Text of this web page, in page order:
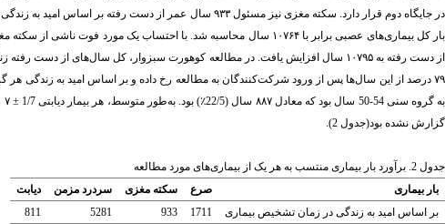
از دست رفته به ۱۰۷۹۵ سال افزایش یافت. در مطالعه کوهورت سبزوار، کل سال‌های از دست رفته زندگی ناشی از ناتوانی به‌دنبال ابتلا به دیابت
۷۹ درصد از این سال‌ها پس از ورود شرکت‌کنندگان به مطالعه رخ داده و بر اساس امید به زندگی
به گروه سنی 54-50 سال بود که معادل ۸۸۷ سال (22/5
٪) بود. به‌طور متوسط، هر بیمار دیابتی 1/7 ± ۷ سال زندگی سالم خود را از دست داده است. برای محاسبه
گزارش نشده بود(جدول 2).
جدول 2. برآورد بار بیماری منتسب به هر یک از بیماری‌های مورد مطالعه
بار بیماری
صرع سکته مغزی سردرد مزمن
دیابت
بر اساس امید به زندگی در زمان تشخیص بیماری
1711
933
5281
811